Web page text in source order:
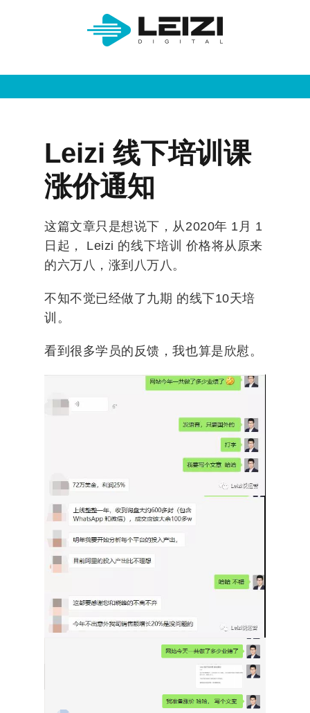
Leizi 线下培训课
涨价通知
这篇文章只是想说下，从2020年 1月 1
日起， Leizi 的线下培训 价格将从原来
的六万八，涨到八万八。
不知不觉已经做了九期 的线下10天培
训。
看到很多学员的反馈，我也算是欣慰。